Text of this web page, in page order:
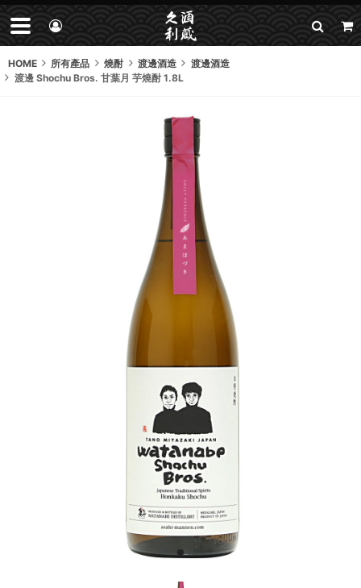
HOME 所有產品 燒酎 渡邊酒造
渡邊酒造
渡邊 Shochu Bros. 甘葉月 芋燒酎 1.8L